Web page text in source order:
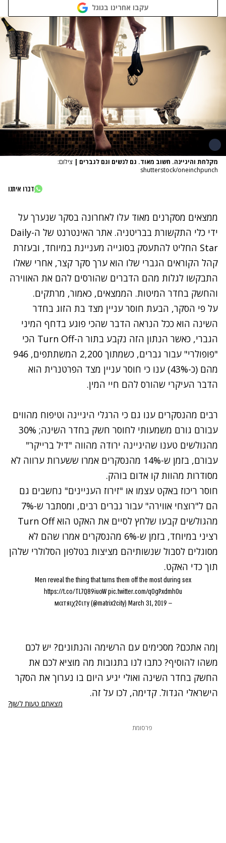
עקבו אחרינו בגוגל
מקלחת והיגיינה. חשוב מאוד. גם לנשים וגם לגברים | צילום:
shutterstock/oneinchpunch
דברו איתנו
ממצאים מסקרנים מאוד עלו לאחרונה בסקר שנערך על
ידי כלי התקשורת בבריטניה. אתר האינטרנט של ה-Daily
Star החליט להתעסק בסוגייה מעניינת במיוחד, ובעזרת
קהל הקוראים הגברי שלו הוא ערך סקר קצר, אחרי שאלו
התבקשו לגלות מהם הדברים שהורסים להם את האווירה
והחשק בחדר המיטות. הממצאים, כאמור, מרתקים.
על פי הסקר, הבעת חוסר עניין מצד בת הזוג בחדר
השינה הוא ככל הנראה הדבר שהכי פוגע בדחף המיני
הגברי, כאשר הנתון הזה נקבע בתור ה-Turn Off הכי
"פופולרי" עבור גברים, כשמתוך 2,200 המשתתפים, 946
מהם (כ-43%) ענו כי חוסר עניין מצד הפרטנרית הוא
הדבר העיקרי שהורס להם חיי המין.
רבים מהנסקרים ענו גם כי הרגלי היגיינה וטיפוח מהווים
עבורם גורם משמעותי לחוסר חשק בחדר השינה; 30%
מהגולשים טענו שהיגיינה ירודה מהווה "דיל ברייקר"
עבורם, בזמן ש-14% מהנסקרים אמרו ששערות ערווה לא
מסודרות מהוות קו אדום בוהק.
חוסר ריכוז באקט עצמו או "זירוז העניינים" נחשבים גם
הם ל"רוצחי אווירה" עבור גברים רבים, ומסתבר ש-7%
מהגולשים קבעו שלחץ לסיים את האקט הוא Turn Off
רציני במיוחד, בזמן ש-6% מהנסקרים אמרו שהם לא
מסוגלים לסבול שנשותיהם מציצות בטלפון הסלולרי שלהן
תוך כדי האקט.
Men reveal the thing that turns them off the most during sex
https://t.co/TL7Q89iuoWpic.twitter.com/qOgPxdmhOu
— мαтяιχ2¢ιту (@matrix2city)
March 31, 2019
ןמה אתכם? מסכימים עם הרשימה והנתונים? יש לכם
משהו להוסיף? כתבו לנו בתגובות מה מוציא לכם את
החשק בחדר השינה ואולי יגיע היום בו נערוך את הסקר
הישראלי הגדול. קדימה, לכו על זה.
נתקלנו בבעיה
מצאתם טעות לשון?
פרסומת